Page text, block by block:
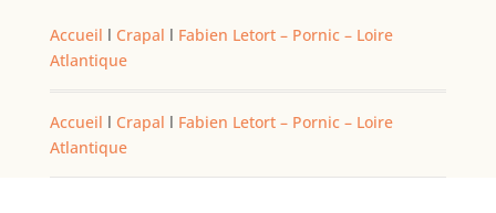
Accueil l Crapal l Fabien Letort – Pornic – Loire
Atlantique
Accueil l Crapal l Fabien Letort – Pornic – Loire
Atlantique